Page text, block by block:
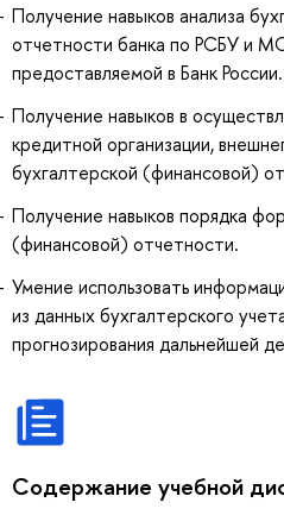
Получение навыков анализа
отчетности банка по РСБУ и
предоставляемой в Банк России.
Получение навыков в
кредитной организации,
бухгалтерской (финансовой)
Получение навыков порядка
(финансовой) отчетности.
Умение использовать
из данных бухгалтерского
прогнозирования дальнейшей
Содержание учебной